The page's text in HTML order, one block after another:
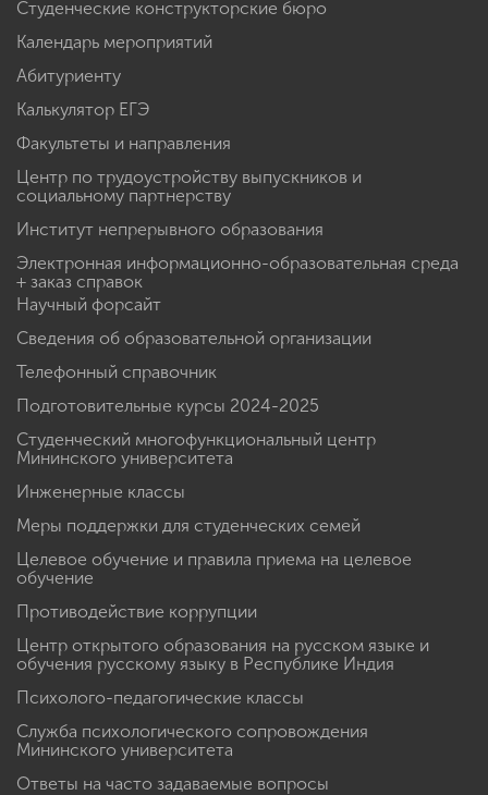
Студенческие конструкторские бюро
Календарь мероприятий
Абитуриенту
Калькулятор ЕГЭ
Факультеты и направления
Центр по трудоустройству выпускников и
социальному партнерству
Институт непрерывного образования
Электронная информационно-образовательная среда
+ заказ справок
Научный форсайт
Сведения об образовательной организации
Телефонный справочник
Подготовительные курсы 2024-2025
Студенческий многофункциональный центр
Мининского университета
Инженерные классы
Меры поддержки для студенческих семей
Целевое обучение и правила приема на целевое
обучение
Противодействие коррупции
Центр открытого образования на русском языке и
обучения русскому языку в Республике Индия
Психолого-педагогические классы
Служба психологического сопровождения
Мининского университета
Ответы на часто задаваемые вопросы